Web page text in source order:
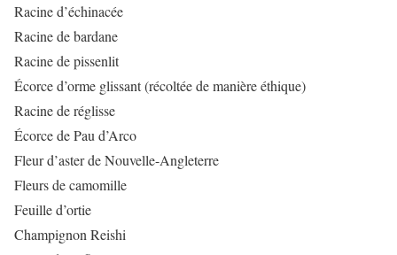
Racine d’échinacée
Racine de bardane
Racine de pissenlit
Écorce d’orme glissant (récoltée de manière éthique)
Racine de réglisse
Écorce de Pau d’Arco
Fleur d’aster de Nouvelle-Angleterre
Fleurs de camomille
Feuille d’ortie
Champignon Reishi